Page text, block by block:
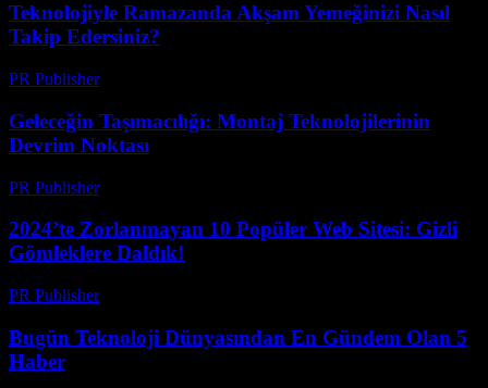
Teknolojiyle Ramazanda Akşam Yemeğinizi Nasıl
Takip Edersiniz?
PR Publisher-
Geleceğin Taşımacılığı: Montaj Teknolojilerinin
Devrim Noktası
PR Publisher-
2024’te Zorlanmayan 10 Popüler Web Sitesi: Gizli
Gömleklere Daldık!
PR Publisher-
Bugün Teknoloji Dünyasından En Gündem Olan 5
Haber